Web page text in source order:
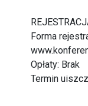
Forma
Opłaty: Brak
Termin